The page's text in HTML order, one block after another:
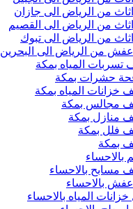
من الرياض الى جازان
من الرياض الى القصيم
من الرياض الى تبوك
من الرياض الى البحرين
المياه بمكة
حشرات بمكة
خزانات المياه بمكة
مجالس بمكة
منازل بمكة
فلل بمكة
بمكة
بالاحساء
مسابح بالاحساء
بالاحساء
المياه بالاحساء